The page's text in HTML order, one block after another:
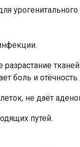
боль и отёчность.
не даёт
путей.